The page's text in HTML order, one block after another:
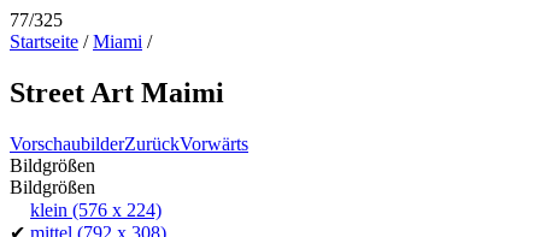
77/325
Startseite /Miami /
Street Art Maimi
VorschaubilderZurückVorwärts
Bildgrößen
Bildgrößen
klein (576 x 224)
✔ mittel (792 x 308)